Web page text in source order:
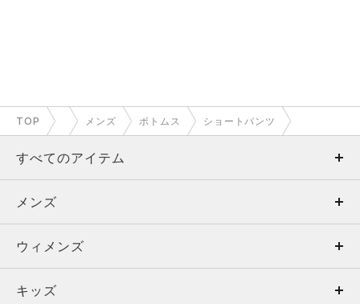
TOP メンズ ボトムス ショートパンツ
すべてのアイテム
メンズ
ウィメンズ
キッズ
メンズ
トップス
ボトムス
ウィメンズ
トップス
キッズ